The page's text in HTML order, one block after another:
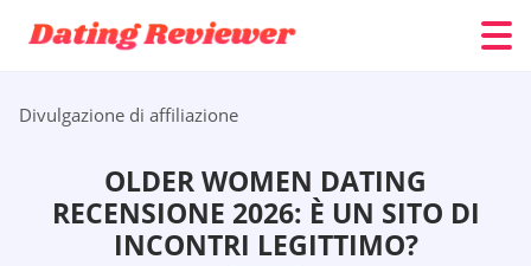
Divulgazione di affiliazione
OLDER WOMEN DATING
RECENSIONE 2026: È UN SITO DI
INCONTRI LEGITTIMO?